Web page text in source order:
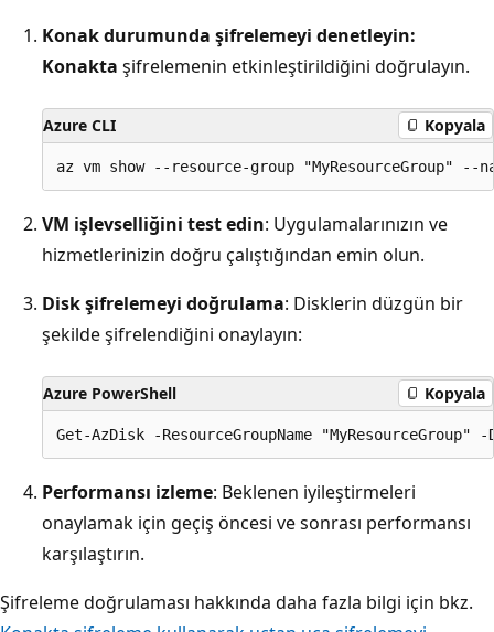
Konak durumunda şifrelemeyi denetleyin:
Konakta şifrelemenin etkinleştirildiğini doğrulayın.
Azure CLI Kopyala
VM işlevselliğini test edin: Uygulamalarınızın ve
hizmetlerinizin doğru çalıştığından emin olun.
Disk şifrelemeyi doğrulama: Disklerin düzgün bir
şekilde şifrelendiğini onaylayın:
Azure PowerShell Kopyala
Performansı izleme: Beklenen iyileştirmeleri
onaylamak için geçiş öncesi ve sonrası performansı
karşılaştırın.
Şifreleme doğrulaması hakkında daha fazla bilgi için bkz.